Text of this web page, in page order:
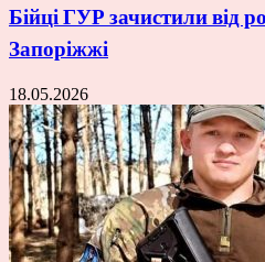
Бійці ГУР зачистили від
Запоріжжі
18.05.2026